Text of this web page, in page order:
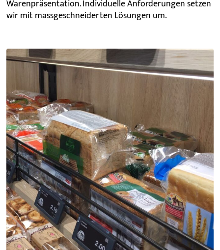
Warenpräsentation. Individuelle Anforderungen setzen
wir mit massgeschneiderten Lösungen um.